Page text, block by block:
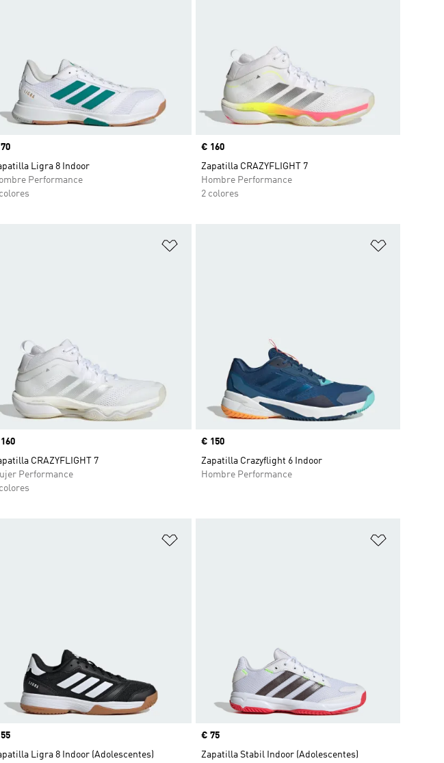
Ligra 8 Indoor
Performance
Precio
€ 160
Zapatilla CRAZYFLIGHT 7
Hombre Performance
2 colores
CRAZYFLIGHT 7
Performance
Precio
€ 150
Zapatilla Crazyflight 6 Indoor
Hombre Performance
Ligra 8 Indoor (Adolescentes)
Precio
€ 75
Zapatilla Stabil Indoor (Adolescentes)